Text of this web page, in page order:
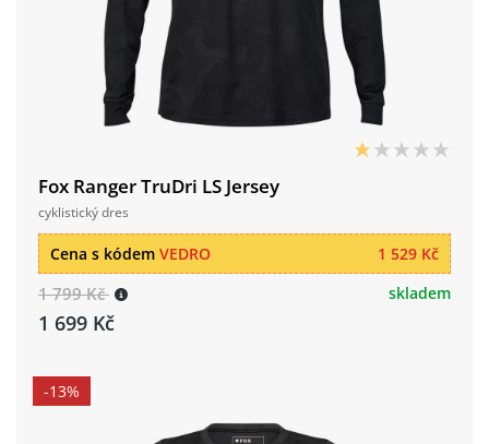
Fox Ranger TruDri LS Jersey
cyklistický dres
1 529 Kč
Cena s kódem VEDRO
1 799 Kč
1 699 Kč
skladem
-13%